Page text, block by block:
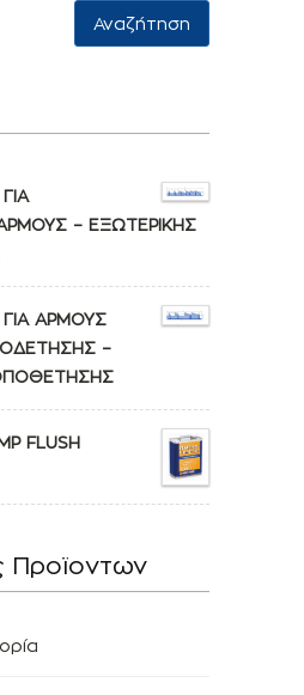
Αναζήτηση
– ΕΞΩΤΕΡΙΚΗΣ
ΓΙΑ ΑΡΜΟΥΣ
–
FLUSH
Προϊοντων